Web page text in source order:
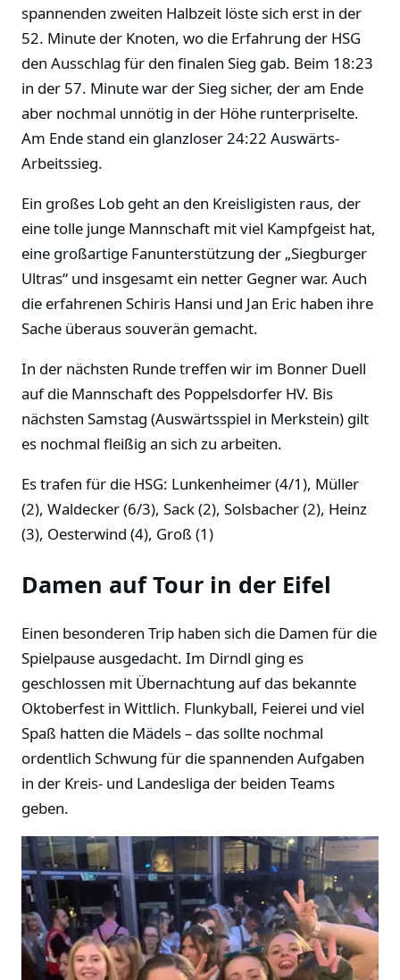
spannenden zweiten Halbzeit löste sich erst in der
52. Minute der Knoten, wo die Erfahrung der HSG
den Ausschlag für den finalen Sieg gab. Beim 18:23
in der 57. Minute war der Sieg sicher, der am Ende
aber nochmal unnötig in der Höhe runterpriselte.
Am Ende stand ein glanzloser 24:22 Auswärts-
Arbeitssieg.
Ein großes Lob geht an den Kreisligisten raus, der
eine tolle junge Mannschaft mit viel Kampfgeist hat,
eine großartige Fanunterstützung der „Siegburger
Ultras“ und insgesamt ein netter Gegner war. Auch
die erfahrenen Schiris Hansi und Jan Eric haben ihre
Sache überaus souverän gemacht.
In der nächsten Runde treffen wir im Bonner Duell
auf die Mannschaft des Poppelsdorfer HV. Bis
nächsten Samstag (Auswärtsspiel in Merkstein) gilt
es nochmal fleißig an sich zu arbeiten.
Es trafen für die HSG: Lunkenheimer (4/1), Müller
(2), Waldecker (6/3), Sack (2), Solsbacher (2), Heinz
(3), Oesterwind (4), Groß (1)
Damen auf Tour in der Eifel
Einen besonderen Trip haben sich die Damen für die
Spielpause ausgedacht. Im Dirndl ging es
geschlossen mit Übernachtung auf das bekannte
Oktoberfest in Wittlich. Flunkyball, Feierei und viel
Spaß hatten die Mädels – das sollte nochmal
ordentlich Schwung für die spannenden Aufgaben
in der Kreis- und Landesliga der beiden Teams
geben.